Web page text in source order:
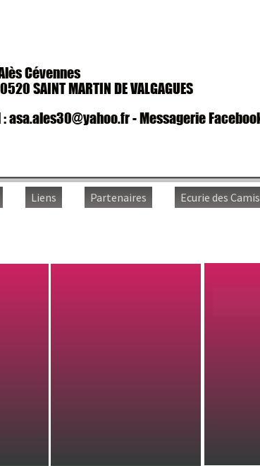
Liens Partenaires Ecurie des Camisards
Cévennes
SAINT MARTIN DE VALGAGUES
- Messagerie Facebook